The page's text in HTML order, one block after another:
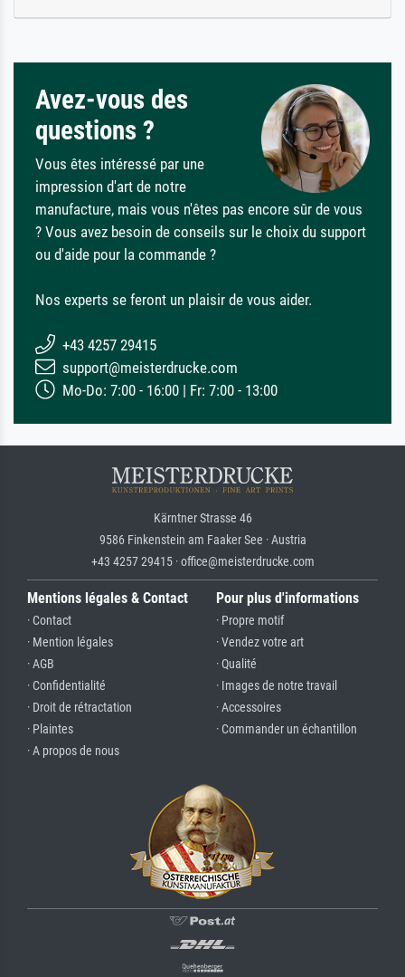
Avez-vous des
questions ?
Vous êtes intéressé par une
impression d'art de notre
manufacture, mais vous n'êtes pas encore sûr de vous
? Vous avez besoin de conseils sur le choix du support
ou d'aide pour la commande ?
Nos experts se feront un plaisir de vous aider.
+43 4257 29415
support@meisterdrucke.com
Mo-Do: 7:00 - 16:00 | Fr: 7:00 - 13:00
Kärntner Strasse 46
9586 Finkenstein am Faaker See · Austria
+43 4257 29415 · office@meisterdrucke.com
Mentions légales & Contact
· Contact
· Mention légales
· AGB
· Confidentialité
· Droit de rétractation
· Plaintes
· A propos de nous
Pour plus d'informations
· Propre motif
· Vendez votre art
· Qualité
· Images de notre travail
· Accessoires
· Commander un échantillon